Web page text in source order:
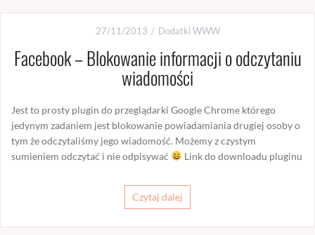
27/11/2013 Dodatki WWW
Facebook – Blokowanie informacji o odczytaniu
wiadomości
Jest to prosty plugin do przeglądarki Google Chrome którego
jedynym zadaniem jest blokowanie powiadamiania drugiej osoby o
tym że odczytaliśmy jego wiadomość. Możemy z czystym
sumieniem odczytać i nie odpisywać
Link do downloadu pluginu
Czytaj dalej